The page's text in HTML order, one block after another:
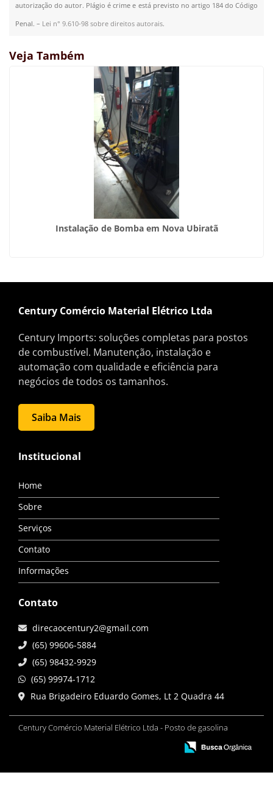
autorização do autor. Plágio é crime e está previsto no artigo 184 do Código
Penal. – Lei n° 9.610-98 sobre direitos autorais.
Veja Também
Instalação de Bomba em Nova Ubiratã
Century Comércio Material Elétrico Ltda
Century Imports: soluções completas para postos
de combustível. Manutenção, instalação e
automação com qualidade e eficiência para
negócios de todos os tamanhos.
Saiba Mais
Institucional
Home
Sobre
Serviços
Contato
Informações
Contato
direcaocentury2@gmail.com
(65) 99606-5884
(65) 98432-9929
(65) 99974-1712
Rua Brigadeiro Eduardo Gomes, Lt 2 Quadra 44
Century Comércio Material Elétrico Ltda - Posto de gasolina